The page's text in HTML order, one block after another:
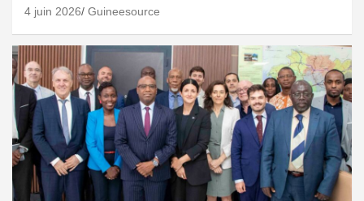
4 juin 2026 Guineesource